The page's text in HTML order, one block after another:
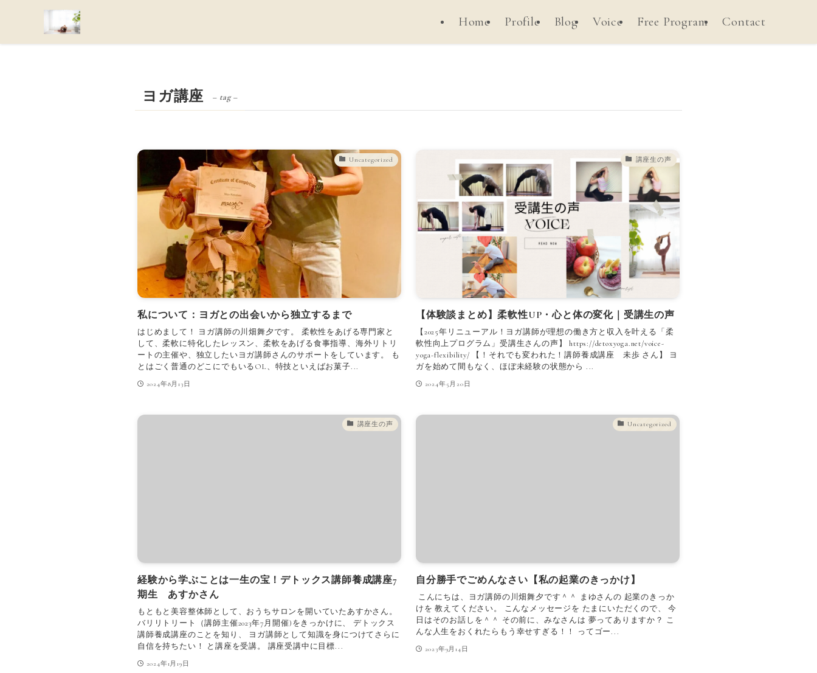
Home Profile Blog Voice Free Program Contact
ヨガ講座 – tag –
Uncategorized
私について：ヨガとの出会いから独立するまで
はじめまして！ ヨガ講師の川畑舞夕です。 柔軟性をあげる専門家と
して、柔軟に特化したレッスン、柔軟をあげる食事指導、海外リトリ
ートの主催や、独立したいヨガ講師さんのサポートをしています。 も
とはごく普通のどこにでもいるOL、特技といえばお菓子...
2024年8月13日
講座生の声
【体験談まとめ】柔軟性UP・心と体の変化｜受講生の声
【2025年リニューアル！ヨガ講師が理想の働き方と収入を叶える「柔
軟性向上プログラム」受講生さんの声】 https://detoxyoga.net/voice-
yoga-flexibility/ 【！それでも変われた！講師養成講座 未歩 さん】 ヨ
ガを始めて間もなく、ほぼ未経験の状態から ...
2024年5月20日
講座生の声
経験から学ぶことは一生の宝！デトックス講師養成講座7
期生 あすかさん
もともと美容整体師として、おうちサロンを開いていたあすかさん。
バリリトリート（講師主催2023年7月開催)をきっかけに、 デトックス
講師養成講座のことを知り、 ヨガ講師として知識を身につけてさらに
自信を持ちたい！ と講座を受講。 講座受講中に目標...
2024年1月19日
Uncategorized
自分勝手でごめんなさい【私の起業のきっかけ】
こんにちは、ヨガ講師の川畑舞夕です＾＾ まゆさんの 起業のきっか
けを 教えてください。 こんなメッセージを たまにいただくので、 今
日はそのお話しを＾＾ その前に、みなさんは 夢ってありますか？ こ
んな人生をおくれたらもう幸せすぎる！！ ってゴー...
2023年9月14日